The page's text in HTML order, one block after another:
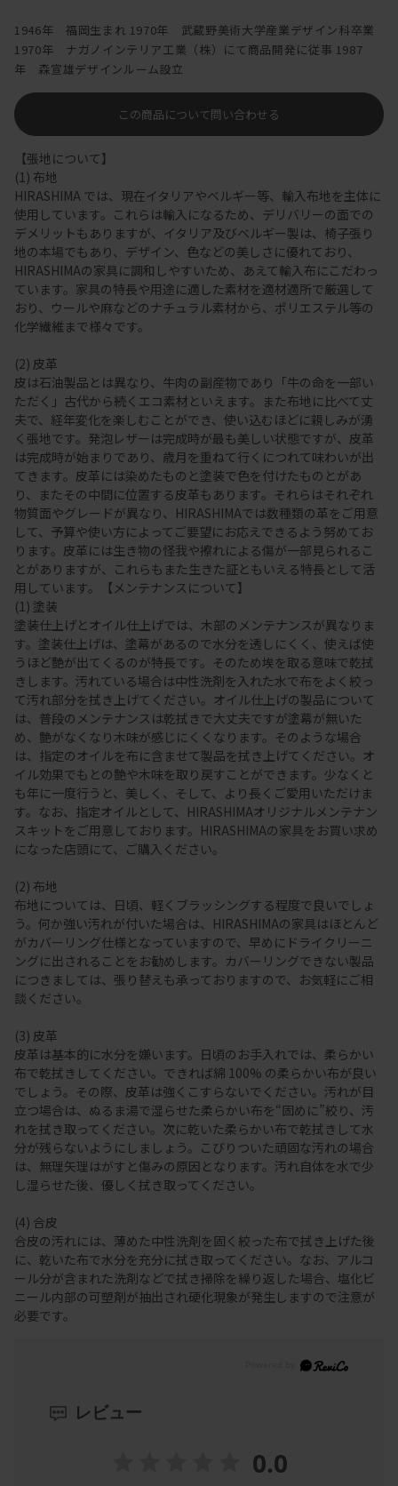
この商品について問い合わせる
1946年 福岡生まれ 1970年 武蔵野美術大学産業デザイン科卒業
1970年 ナガノインテリア工業（株）にて商品開発に従事 1987
年 森宣雄デザインルーム設立
【張地について】
(1) 布地
HIRASHIMA では、現在イタリアやベルギー等、輸入布地を主体に
使用しています。これらは輸入になるため、デリバリーの面での
デメリットもありますが、イタリア及びベルギー製は、椅子張り
地の本場でもあり、デザイン、色などの美しさに優れており、
HIRASHIMAの家具に調和しやすいため、あえて輸入布にこだわっ
ています。家具の特長や用途に適した素材を適材適所で厳選して
おり、ウールや麻などのナチュラル素材から、ポリエステル等の
化学繊維まで様々です。
(2) 皮革
皮は石油製品とは異なり、牛肉の副産物であり「牛の命を一部い
ただく」古代から続くエコ素材といえます。また布地に比べて丈
夫で、経年変化を楽しむことができ、使い込むほどに親しみが湧
く張地です。発泡レザーは完成時が最も美しい状態ですが、皮革
は完成時が始まりであり、歳月を重ねて行くにつれて味わいが出
てきます。皮革には染めたものと塗装で色を付けたものとがあ
り、またその中間に位置する皮革もあります。それらはそれぞれ
物質面やグレードが異なり、HIRASHIMAでは数種類の革をご用意
して、予算や使い方によってご要望にお応えできるよう努めてお
ります。皮革には生き物の怪我や擦れによる傷が一部見られるこ
とがありますが、これらもまた生きた証ともいえる特長として活
用しています。【メンテナンスについて】
(1) 塗装
塗装仕上げとオイル仕上げでは、木部のメンテナンスが異なりま
す。塗装仕上げは、塗幕があるので水分を透しにくく、使えば使
うほど艶が出てくるのが特長です。そのため埃を取る意味で乾拭
きします。汚れている場合は中性洗剤を入れた水で布をよく絞っ
て汚れ部分を拭き上げてください。オイル仕上げの製品について
は、普段のメンテナンスは乾拭きで大丈夫ですが塗幕が無いた
め、艶がなくなり木味が感じにくくなります。そのような場合
は、指定のオイルを布に含ませて製品を拭き上げてください。オ
イル効果でもとの艶や木味を取り戻すことができます。少なくと
も年に一度行うと、美しく、そして、より長くご愛用いただけま
す。なお、指定オイルとして、HIRASHIMAオリジナルメンテナン
スキットをご用意しております。HIRASHIMAの家具をお買い求め
になった店頭にて、ご購入ください。
(2) 布地
布地については、日頃、軽くブラッシングする程度で良いでしょ
う。何か強い汚れが付いた場合は、HIRASHIMAの家具はほとんど
がカバーリング仕様となっていますので、早めにドライクリーニ
ングに出されることをお勧めします。カバーリングできない製品
につきましては、張り替えも承っておりますので、お気軽にご相
談ください。
(3) 皮革
皮革は基本的に水分を嫌います。日頃のお手入れでは、柔らかい
布で乾拭きしてください。できれば綿 100% の柔らかい布が良い
でしょう。その際、皮革は強くこすらないでください。汚れが目
立つ場合は、ぬるま湯で湿らせた柔らかい布を“固めに”絞り、汚
れを拭き取ってください。次に乾いた柔らかい布で乾拭きして水
分が残らないようにしましょう。こびりついた頑固な汚れの場合
は、無理矢理はがすと傷みの原因となります。汚れ自体を水で少
し湿らせた後、優しく拭き取ってください。
(4) 合皮
合皮の汚れには、薄めた中性洗剤を固く絞った布で拭き上げた後
に、乾いた布で水分を充分に拭き取ってください。なお、アルコ
ール分が含まれた洗剤などで拭き掃除を繰り返した場合、塩化ビ
ニール内部の可塑剤が抽出され硬化現象が発生しますので注意が
必要です。
レビュー
0.0